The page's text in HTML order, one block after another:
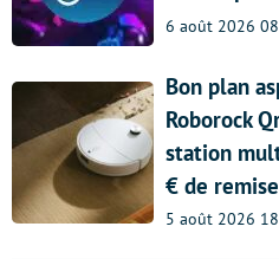
6 août 2026
Bon plan
Roborock
station
€ de
5 août 2026